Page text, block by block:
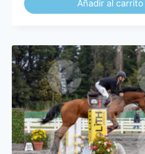
Añadir al carrito